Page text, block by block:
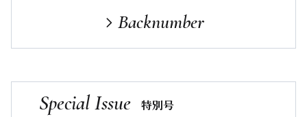
Backnumber
Special Issue 特別号